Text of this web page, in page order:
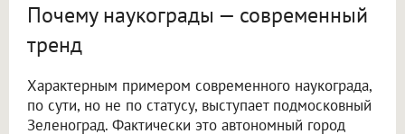
Почему наукограды — современный
тренд
Характерным примером современного наукограда,
по сути, но не по статусу, выступает подмосковный
Зеленоград. Фактически это автономный город